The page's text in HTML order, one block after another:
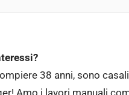
38 anni, sono
Amo i lavori manuali